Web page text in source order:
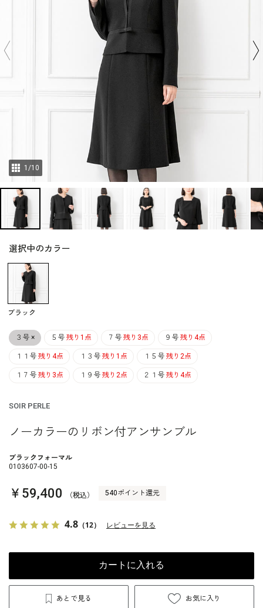
1 /10
選択中のカラー
ブラック
３号 × ５号 残り1点 ７号 残り3点 ９号 残り4点
１１号 残り4点 １３号 残り1点 １５号 残り2点
１７号 残り3点 １９号 残り2点 ２１号 残り4点
SOIR PERLE
ノーカラーのリボン付アンサンブル
ブラックフォーマル
0103607-00-15
￥59,400 （税込） 540ポイント還元
4.8 （12） レビューを見る
カートに入れる
あとで見る お気に入り